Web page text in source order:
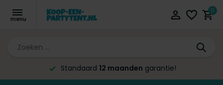
0
Altijd de laagsteprijsgarantie!